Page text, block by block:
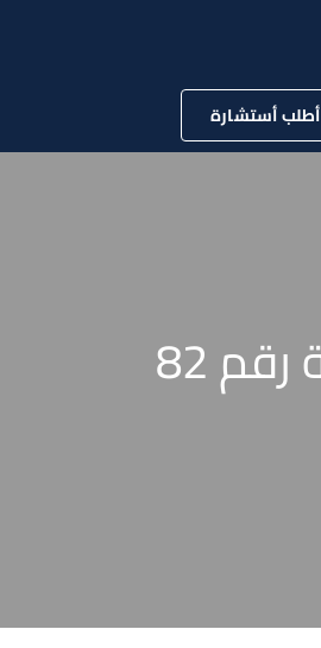
أطلب أستشارة
قانون رقم 144 لسنة 2019 بتعديل قانون حماية الملكية الفكرية رقم 82